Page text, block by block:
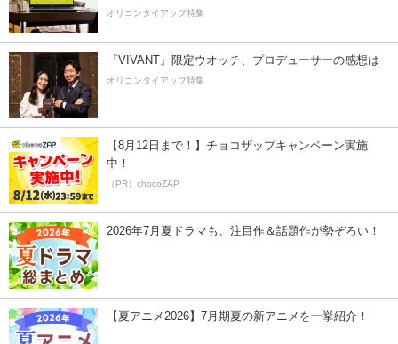
オリコンタイアップ特集
『VIVANT』限定ウオッチ、プロデューサーの感想は
オリコンタイアップ特集
【8月12日まで！】チョコザップキャンペーン実施
中！
（PR）chocoZAP
2026年7月夏ドラマも、注目作＆話題作が勢ぞろい！
【夏アニメ2026】7月期夏の新アニメを一挙紹介！